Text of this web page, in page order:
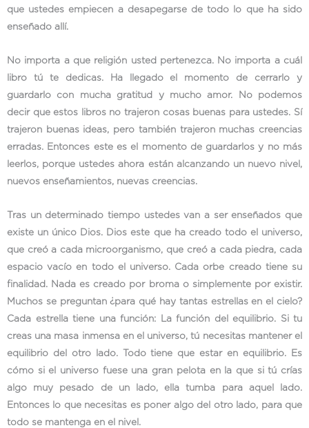
que ustedes empiecen a desapegarse de todo lo que ha sido
enseñado allí.
No importa a que religión usted pertenezca. No importa a cuál
libro tú te dedicas. Ha llegado el momento de cerrarlo y
guardarlo con mucha gratitud y mucho amor. No podemos
decir que estos libros no trajeron cosas buenas para ustedes. Sí
trajeron buenas ideas, pero también trajeron muchas creencias
erradas. Entonces este es el momento de guardarlos y no más
leerlos, porque ustedes ahora están alcanzando un nuevo nivel,
nuevos enseñamientos, nuevas creencias.
Tras un determinado tiempo ustedes van a ser enseñados que
existe un único Dios. Dios este que ha creado todo el universo,
que creó a cada microorganismo, que creó a cada piedra, cada
espacio vacío en todo el universo. Cada orbe creado tiene su
finalidad. Nada es creado por broma o simplemente por existir.
Muchos se preguntan ¿para qué hay tantas estrellas en el cielo?
Cada estrella tiene una función: La función del equilibrio. Si tu
creas una masa inmensa en el universo, tú necesitas mantener el
equilibrio del otro lado. Todo tiene que estar en equilibrio. Es
cómo si el universo fuese una gran pelota en la que si tú crías
algo muy pesado de un lado, ella tumba para aquel lado.
Entonces lo que necesitas es poner algo del otro lado, para que
todo se mantenga en el nivel.